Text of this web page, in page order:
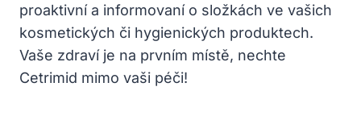
proaktivní a informovaní o složkách ve vašich
kosmetických či hygienických produktech.
Vaše zdraví je na prvním místě, nechte
Cetrimid mimo vaši péči!